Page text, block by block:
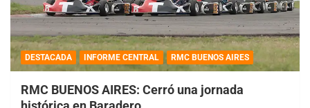
DESTACADA INFORME CENTRAL RMC BUENOS AIRES
RMC BUENOS AIRES: Cerró una jornada